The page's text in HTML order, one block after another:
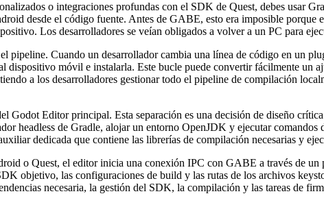
o integraciones profundas con el SDK de Quest, debes usar
desde el código fuente. Antes de GABE, esto era imposible porque
Los desarrolladores se veían obligados a volver a un PC para
pipeline. Cuando un desarrollador cambia una línea de código en un
móvil e instalarla. Este bucle puede convertir fácilmente un
a los desarrolladores gestionar todo el pipeline de compilación
Godot Editor principal. Esta separación es una decisión de diseño
headless de Gradle, alojar un entorno OpenJDK y ejecutar
dedicada que contiene las librerías de compilación necesarias y
o Quest, el editor inicia una conexión IPC con GABE a través de
objetivo, las configuraciones de build y las rutas de los archivos
necesaria, la gestión del SDK, la compilación y las tareas de